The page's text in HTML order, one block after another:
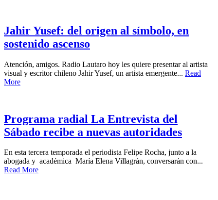
Jahir Yusef: del origen al símbolo, en
sostenido ascenso
Atención, amigos. Radio Lautaro hoy les quiere presentar al artista
visual y escritor chileno Jahir Yusef, un artista emergente... Read
More
Programa radial La Entrevista del
Sábado recibe a nuevas autoridades
En esta tercera temporada el periodista Felipe Rocha, junto a la
abogada y académica María Elena Villagrán, conversarán con...
Read More